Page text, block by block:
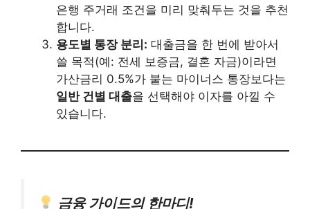
은행 주거래 조건을 미리 맞춰두는 것을 추천
합니다.
용도별 통장 분리: 대출금을 한 번에 받아서
쓸 목적(예: 전세 보증금, 결혼 자금)이라면
가산금리 0.5%가 붙는 마이너스 통장보다는
일반 건별 대출을 선택해야 이자를 아낄 수
있습니다.
금융 가이드의 한마디!